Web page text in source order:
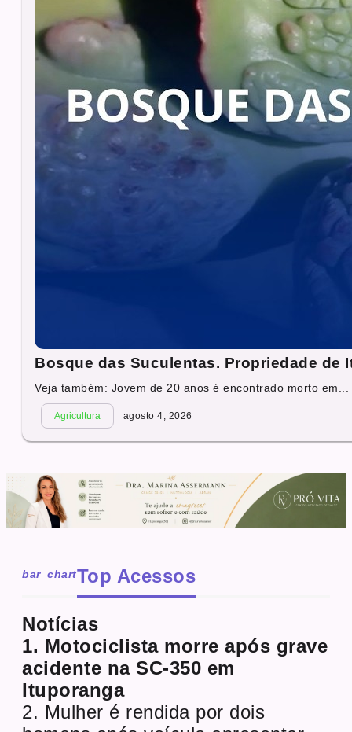
Bosque das Suculentas. Propriedade de
Veja também: Jovem de 20 anos é encontrado morto em...
Agricultura agosto 4, 2026
bar_chartTop Acessos
Notícias
1. Motociclista morre após grave
acidente na SC-350 em
Ituporanga
2. Mulher é rendida por dois